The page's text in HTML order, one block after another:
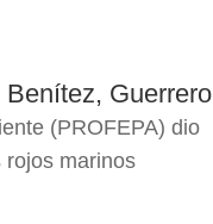
Guerrero
(PROFEPA) dio
rojos marinos